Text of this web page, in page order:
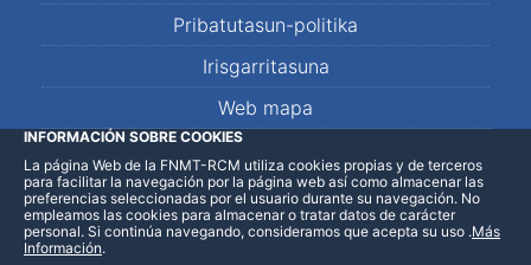
Pribatutasun-politika
Irisgarritasuna
Web mapa
LinkedInFacebookWhatsApp
INFORMACIÓN SOBRE COOKIES
La página Web de la FNMT-RCM utiliza cookies propias y de terceros
para facilitar la navegación por la página web así como almacenar las
preferencias seleccionadas por el usuario durante su navegación. No
empleamos las cookies para almacenar o tratar datos de carácter
personal. Si continúa navegando, consideramos que acepta su uso .Más
Información.